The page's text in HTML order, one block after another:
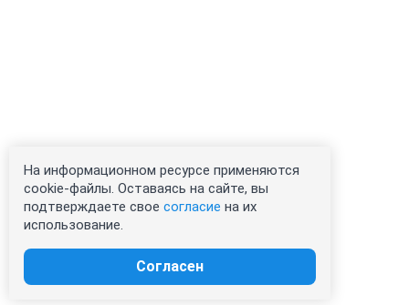
На информационном ресурсе применяются
cookie-файлы. Оставаясь на сайте, вы
подтверждаете свое согласие на их
использование.
Согласен